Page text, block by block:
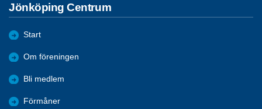
Jönköping Centrum
Start
Om föreningen
Bli medlem
Förmåner